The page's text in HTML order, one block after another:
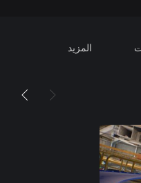
المزيد